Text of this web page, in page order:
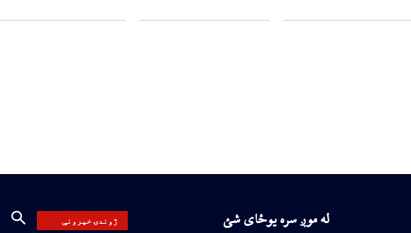
ژوندۍ خپرونې له موږ سره یوځای شئ